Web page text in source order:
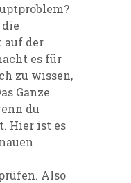
der
es für
zu wissen,
Ganze
du
Hier ist es
Also